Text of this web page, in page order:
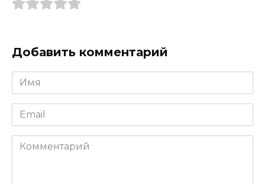
Добавить комментарий
Имя
*
Email
*
Комментарий